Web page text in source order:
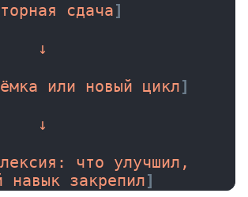
сдача]
↓
или новый цикл]
↓
что улучшил,
навык закрепил]